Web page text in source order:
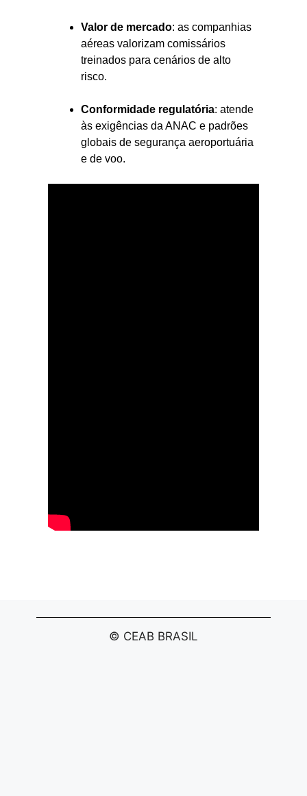
Valor de mercado: as companhias
aéreas valorizam comissários
treinados para cenários de alto
risco.
Conformidade regulatória: atende
às exigências da ANAC e padrões
globais de segurança aeroportuária
e de voo.
© CEAB BRASIL